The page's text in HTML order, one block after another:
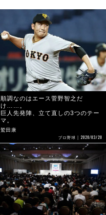
順調なのはエース菅野智之だ
け……。
巨人先発陣、立て直しの3つのテー
マ。
鷲田康
プロ野球 2020/03/20